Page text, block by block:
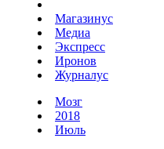
Магазинус
Медиа
Экспресс
Иронов
Журналус
Мозг
2018
Июль